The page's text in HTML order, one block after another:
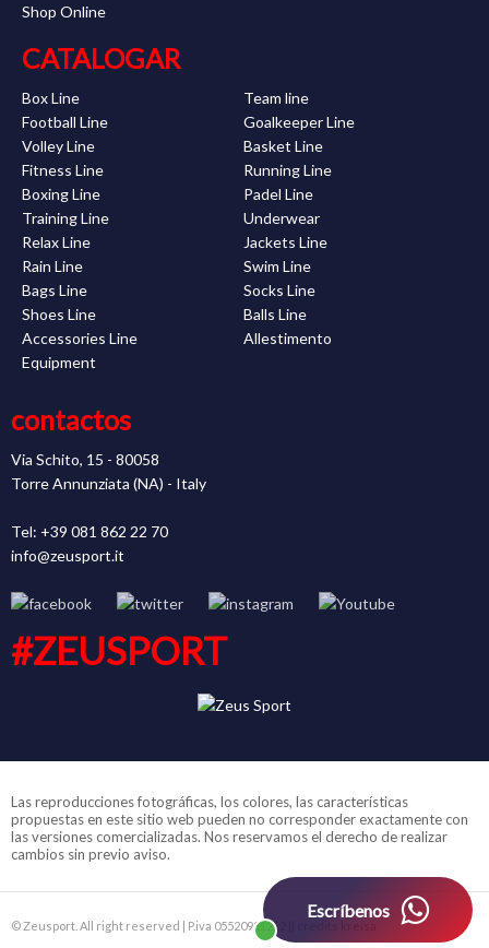
Shop Online
CATALOGAR
Box Line
Team line
Football Line
Goalkeeper Line
Volley Line
Basket Line
Fitness Line
Running Line
Boxing Line
Padel Line
Training Line
Underwear
Relax Line
Jackets Line
Rain Line
Swim Line
Bags Line
Socks Line
Shoes Line
Balls Line
Accessories Line
Allestimento
Equipment
contactos
Via Schito, 15 - 80058
Torre Annunziata (NA) - Italy
Tel: +39 081 862 22 70
info@zeusport.it
#ZEUSPORT
Las reproducciones fotográficas, los colores, las características
propuestas en este sitio web pueden no corresponder exactamente con
las versiones comercializadas. Nos reservamos el derecho de realizar
cambios sin previo aviso.
© Zeusport. All right reserved | P.iva 05520931212 |
Escríbenos